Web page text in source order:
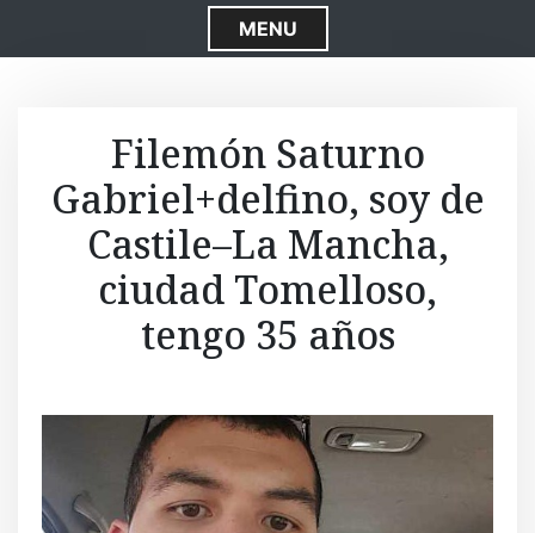
S
k
o
c
o
n
e
n
t
MENU
Filemón Saturno
Gabriel+delfino, soy de
Castile–La Mancha,
ciudad Tomelloso,
tengo 35 años